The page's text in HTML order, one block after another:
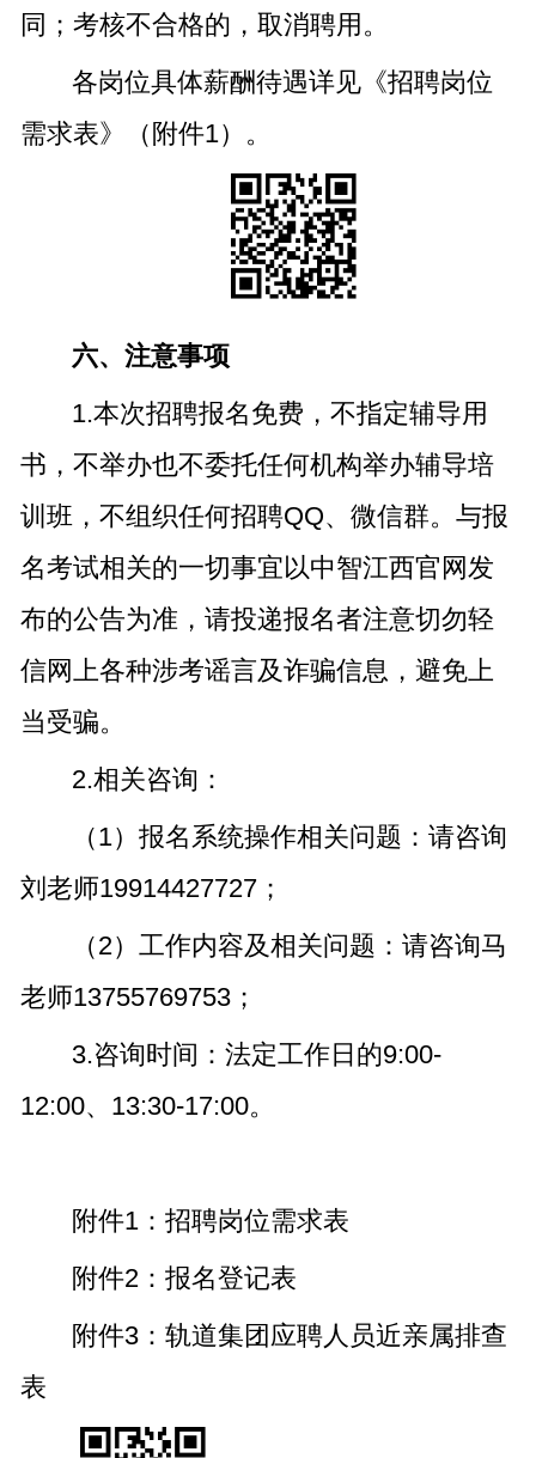
同；考核不合格的，取消聘用。
各岗位具体薪酬待遇详见《招聘岗位
需求表》（附件1）。
六、注意事项
1.本次招聘报名免费，不指定辅导用
书，不举办也不委托任何机构举办辅导培
训班，不组织任何招聘QQ、微信群。与报
名考试相关的一切事宜以中智江西官网发
布的公告为准，请投递报名者注意切勿轻
信网上各种涉考谣言及诈骗信息，避免上
当受骗。
2.相关咨询：
（1）报名系统操作相关问题：请咨询
刘老师19914427727；
（2）工作内容及相关问题：请咨询马
老师13755769753；
3.咨询时间：法定工作日的9:00-
12:00、13:30-17:00。
附件1：招聘岗位需求表
附件2：报名登记表
附件3： 轨道集团应聘人员近亲属排查
表